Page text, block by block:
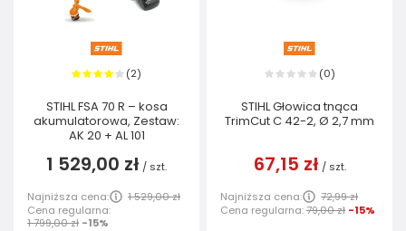
(2)
STIHL FSA 70 R – kosa
akumulatorowa, Zestaw:
AK 20 + AL 101
1 529,00 zł / szt.
Najniższa cena:
1 529,00 zł
Cena regularna:
1 799,00 zł -15%
(0)
STIHL Głowica tnąca
TrimCut C 42-2, Ø 2,7 mm
67,15 zł / szt.
Najniższa cena:
72,99 zł
Cena regularna:79,00 zł -15%